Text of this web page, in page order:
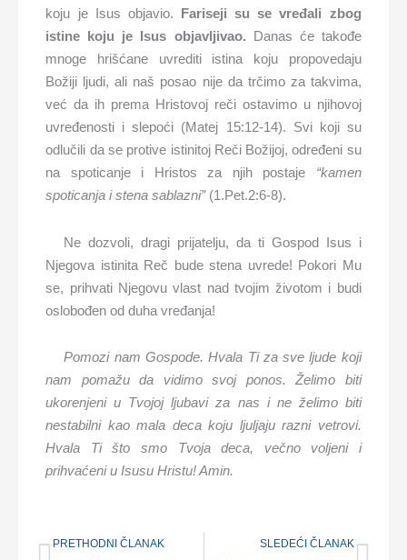
koju je Isus objavio. Fariseji su se vređali zbog
istine koju je Isus objavljivao. Danas će takođe
mnoge hrišćane uvrediti istina koju propovedaju
Božiji ljudi, ali naš posao nije da trčimo za takvima,
već da ih prema Hristovoj reči ostavimo u njihovoj
uvređenosti i slepoći (Matej 15:12-14). Svi koji su
odlučili da se protive istinitoj Reči Božijoj, određeni su
na spoticanje i Hristos za njih postaje “kamen
spoticanja i stena sablazni”(1.Pet.2:6-8).
Ne dozvoli, dragi prijatelju, da ti Gospod Isus i
Njegova istinita Reč bude stena uvrede! Pokori Mu
se, prihvati Njegovu vlast nad tvojim životom i budi
oslobođen od duha vređanja!
Pomozi nam Gospode. Hvala Ti za sve ljude koji
nam pomažu da vidimo svoj ponos. Želimo biti
ukorenjeni u Tvojoj ljubavi za nas i ne želimo biti
nestabilni kao mala deca koju ljuljaju razni vetrovi.
Hvala Ti što smo Tvoja deca, večno voljeni i
prihvaćeni u Isusu Hristu! Amin.
Prev
PRETHODNI ČLANAK SLEDEĆI ČLANAK